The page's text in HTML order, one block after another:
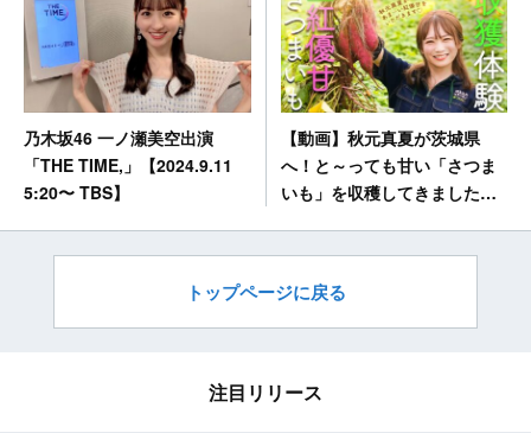
乃木坂46 一ノ瀬美空出演
「THE TIME,」【2024.9.11
5:20〜 TBS】
【動画】秋元真夏が茨城県
へ！と～っても甘い「さつま
いも」を収穫してきました！
トップページに戻る
注目リリース